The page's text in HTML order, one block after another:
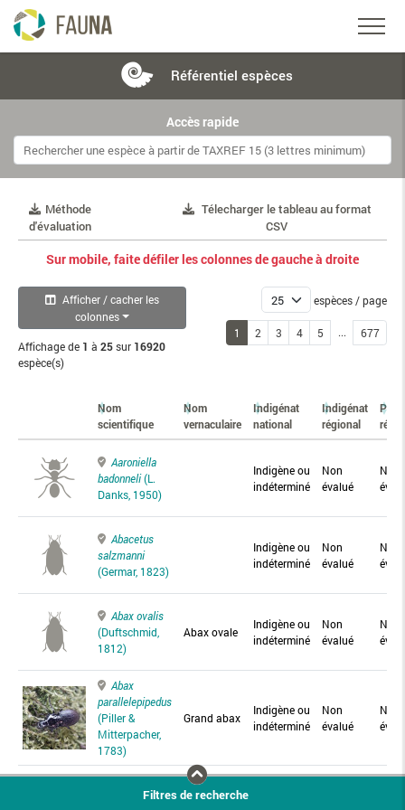
Référentiel espèces
Accès rapide
Méthode
d'évaluation
Télecharger le tableau au format
CSV
Sur mobile, faite défiler les colonnes de gauche à droite
Afficher / cacher les
colonnes
Affichage de 1 à 25sur 16920
espèce(s)
espèces / page
1 2 3 4 5 ... 677
Nom
scientifique
Nom
vernaculaire
Indigénat
national
Indigénat
régional
Aaroniella
badonneli(L.
Danks, 1950)
Indigène ou
indéterminé
Non
évalué
Non
Abacetus
salzmanni
(Germar, 1823)
Indigène ou
indéterminé
Non
évalué
Non
Abax ovalis
(Duftschmid,
1812)
Abax ovale
Indigène ou
indéterminé
Non
évalué
Non
Abax
parallelepipedus
(Piller &
Mitterpacher,
1783)
Grand abax
Indigène ou
indéterminé
Non
évalué
Non
Abax
Abax
Filtres de recherche